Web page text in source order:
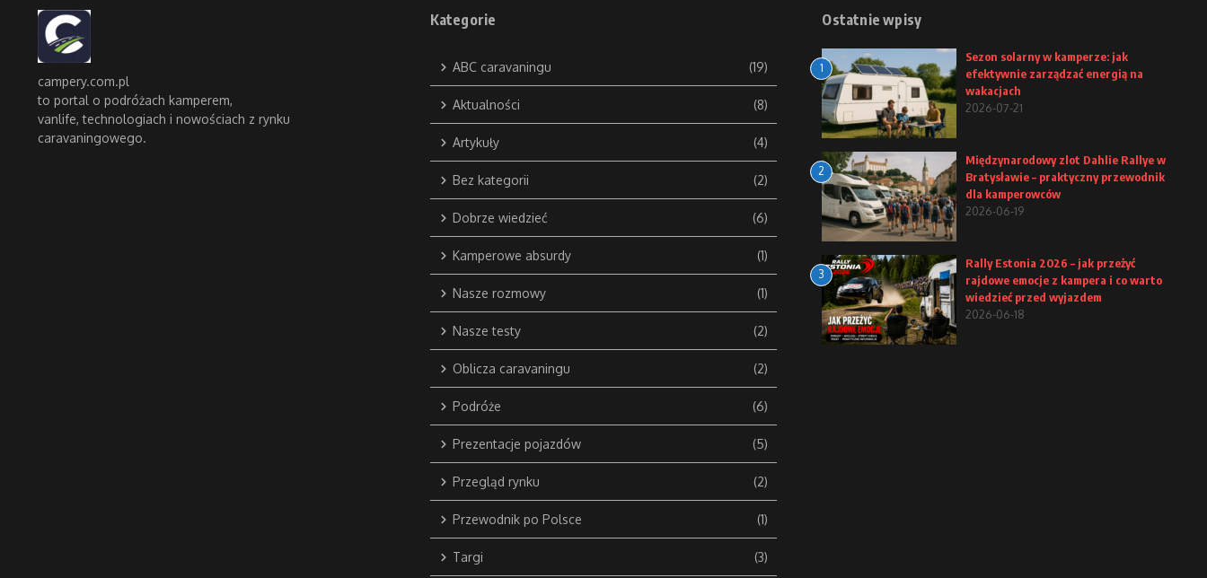
campery.com.pl
to portal o podróżach kamperem,
vanlife, technologiach i nowościach z rynku
caravaningowego.
Kategorie
ABC caravaningu (19)
Aktualności (8)
Artykuły (4)
Bez kategorii (2)
Dobrze wiedzieć (6)
Kamperowe absurdy (1)
Nasze rozmowy (1)
Nasze testy (2)
Oblicza caravaningu (2)
Podróże (6)
Prezentacje pojazdów (5)
Przegląd rynku (2)
Przewodnik po Polsce (1)
Targi (3)
Ostatnie wpisy
1
Sezon solarny w kamperze: jak
efektywnie zarządzać energią na
wakacjach
2026-07-21
2
Międzynarodowy zlot Dahlie Rallye w
Bratysławie – praktyczny przewodnik
dla kamperowców
2026-06-19
3
Rally Estonia 2026 – jak przeżyć
rajdowe emocje z kampera i co warto
wiedzieć przed wyjazdem
2026-06-18